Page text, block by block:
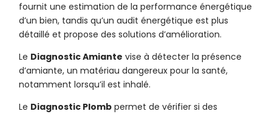
fournit une estimation de la performance énergétique
d’un bien, tandis qu’un audit énergétique est plus
détaillé et propose des solutions d’amélioration.
Le Diagnostic Amiante vise à détecter la présence
d’amiante, un matériau dangereux pour la santé,
notamment lorsqu’il est inhalé.
Le Diagnostic Plomb permet de vérifier si des